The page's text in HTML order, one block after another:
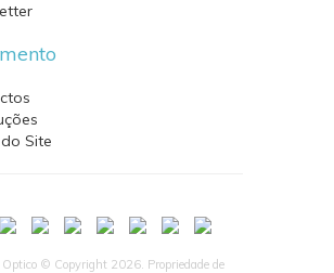
Site
Optico © Copyright 2026. Propriedade de